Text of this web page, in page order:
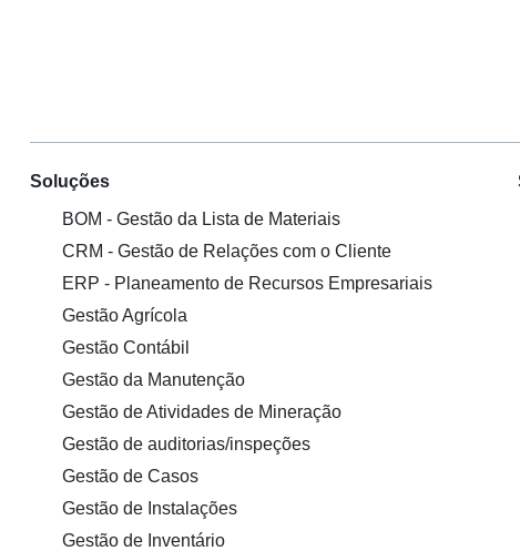
Soluções
BOM - Gestão da Lista de Materiais
CRM - Gestão de Relações com o Cliente
ERP - Planeamento de Recursos Empresariais
Gestão Agrícola
Gestão Contábil
Gestão da Manutenção
Gestão de Atividades de Mineração
Gestão de auditorias/inspeções
Gestão de Casos
Gestão de Instalações
Gestão de Inventário